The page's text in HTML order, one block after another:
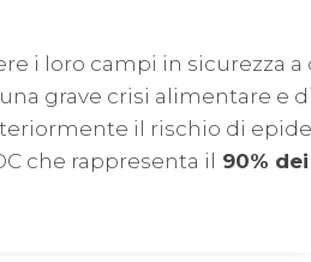
i loro campi in sicurezza a
grave crisi alimentare e
il rischio di
che rappresenta il
90%